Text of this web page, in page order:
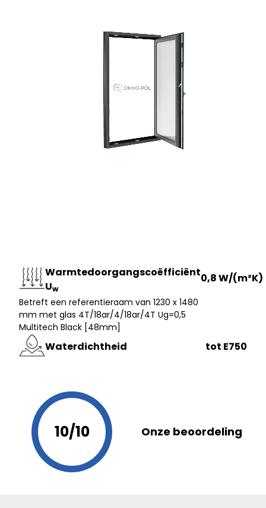
Warmtedoorgangscoëfficiënt
Uw
Betreft een referentieraam van 1230 x 1480
mm met glas 4T/18ar/4/18ar/4T Ug=0,5
Multitech Black [48mm]
0,8 W/(m²K)
Waterdichtheid tot E750
10/10 Onze beoordeling